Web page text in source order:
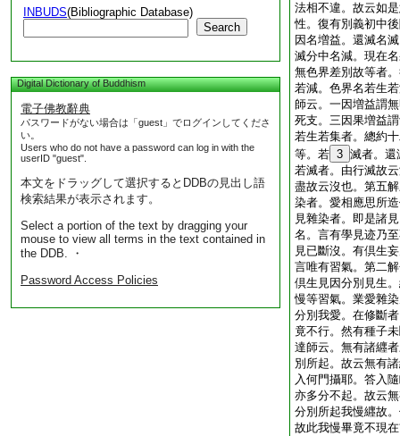
INBUDS(Bibliographic Database)
Search
Digital Dictionary of Buddhism
電子佛教辭典
パスワードがない場合は「guest」でログインしてくださ
い。
Users who do not have a password can log in with the
userID "guest".
本文をドラッグして選択するとDDBの見出し語
検索結果が表示されます。
Select a portion of the text by dragging your
mouse to view all terms in the text contained in
the DDB. ・
Password Access Policies
法相不違。故云如
性。復有別義初中
因名増益。還滅名
滅分中名減。現在
無色界差別故等者
若減。色界名若生
師云。一因増益謂
死支。三因果増益
若生若集者。總約
等。若 3 滅者。還
若滅者。由行滅故
盡故云沒也。第五
染者。愛相應思所
見雜染者。即是諸
名。言有學見迹乃
見已斷沒。有倶生
言唯有習氣。第二
倶生見因分別見生
慢等習氣。業愛雜
分別我愛。在修斷
竟不行。然有種子
達師云。無有諸纒
別所起。故云無有
入何門攝耶。答入
亦多分不起。故云
分別所起我慢纒故
故此我慢畢竟不現